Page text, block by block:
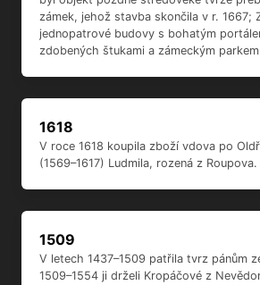
zámek, jehož stavba skončila v r. 1667;
jednopatrové budovy s bohatým
zdobených štukami a zámeckým parkem
1618
V roce 1618 koupila zboží vdova po
(1569–1617) Ludmila, rozená z Roupova.
1509
V letech 1437–1509 patřila tvrz pánům
1509–1554 ji drželi Kropáčové z